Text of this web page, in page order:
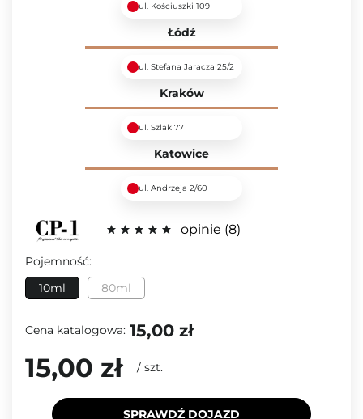
ul. Kościuszki 109
Łódź
ul. Stefana Jaracza 25/2
Kraków
ul. Szlak 77
Katowice
ul. Andrzeja 2/60
opinie 8
Pojemność:
10ml
80ml
Cena katalogowa: 15,00 zł
15,00 zł / szt.
SPRAWDŹ DOJAZD